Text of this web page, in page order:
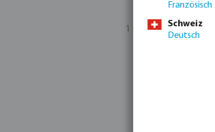
1 - 1 von 1 Ergebnissen
Französisch
Schweiz
Deutsch